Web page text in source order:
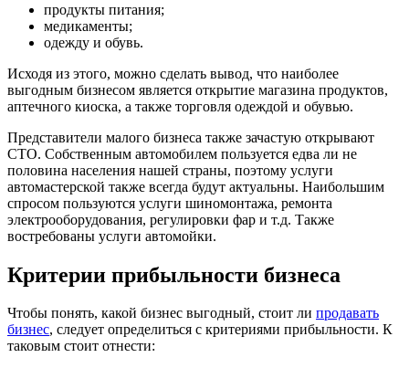
продукты питания;
медикаменты;
одежду и обувь.
Исходя из этого, можно сделать вывод, что наиболее
выгодным бизнесом является открытие магазина продуктов,
аптечного киоска, а также торговля одеждой и обувью.
Представители малого бизнеса также зачастую открывают
СТО. Собственным автомобилем пользуется едва ли не
половина населения нашей страны, поэтому услуги
автомастерской также всегда будут актуальны. Наибольшим
спросом пользуются услуги шиномонтажа, ремонта
электрооборудования, регулировки фар и т.д. Также
востребованы услуги автомойки.
Критерии прибыльности бизнеса
Чтобы понять, какой бизнес выгодный, стоит ли продавать
бизнес, следует определиться с критериями прибыльности. К
таковым стоит отнести: